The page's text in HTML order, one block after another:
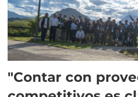
"Contar con